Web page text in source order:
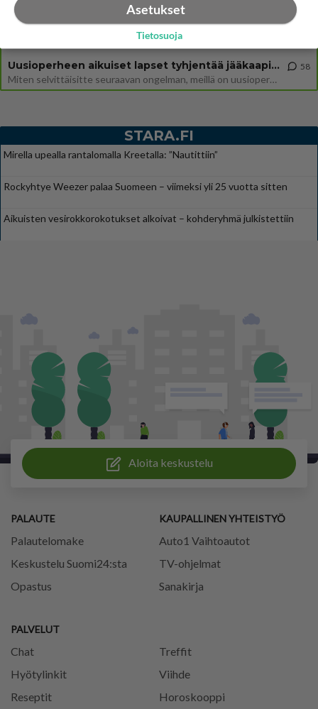
Miesten tuijotus
Uusioperheen aikuiset lapset tyhjentää jääkaapin käydessään
Miten selvittäisitte seuraavan ongelman, meillä on uusioperhe, minulla teini-ikäiset lapset ja puolisolla aikuiset, jotk
58
STARA.FI
Mirella upealla rantalomalla Kreetalla: ”Nautittiin”
Rockyhtye Weezer palaa Suomeen – viimeksi yli 25 vuotta sitten
Aikuisten vesirokkorokotukset alkoivat – kohderyhmä julkistettiin
Aloita keskustelu
PALAUTE
Palautelomake
Keskustelu Suomi24:sta
Opastus
PALVELUT
Chat
Treffit
Hyötylinkit
Viihde
Reseptit
Horoskooppi
KAUPALLINEN YHTEISTYÖ
Auto1 Vaihtoautot
TV-ohjelmat
Sanakirja
Asetukset
Tietosuoja